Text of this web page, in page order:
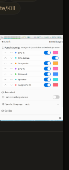
Kill